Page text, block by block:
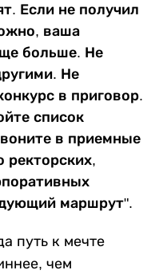
Если не получил
ваша
больше. Не
Не
в приговор.
список
в приемные
ректорских,
маршрут".
путь к мечте
чем